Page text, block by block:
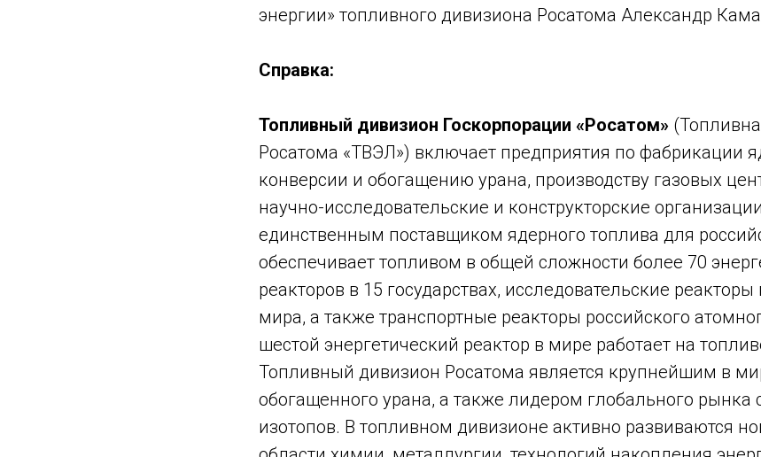
энергии» топливного дивизиона Росатома Александр
Справка:
Топливный дивизион Госкорпорации «Росатом»
Росатома «ТВЭЛ») включает предприятия по фабрикации
конверсии и обогащению урана, производству газовых
научно-исследовательские и конструкторские
единственным поставщиком ядерного топлива для
обеспечивает топливом в общей сложности более 70
реакторов в 15 государствах, исследовательские реакторы
мира, а также транспортные реакторы российского
шестой энергетический реактор в мире работает на
Топливный дивизион Росатома является крупнейшим в
обогащенного урана, а также лидером глобального рынка
изотопов. В топливном дивизионе активно развиваются